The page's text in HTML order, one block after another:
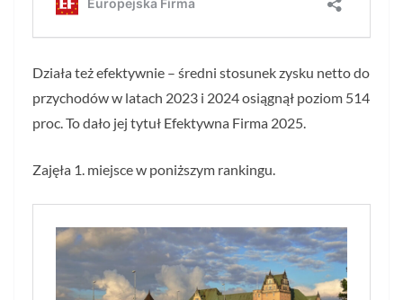
Działa też efektywnie – średni stosunek zysku netto do
przychodów w latach 2023 i 2024 osiągnął poziom 514
proc. To dało jej tytuł Efektywna Firma 2025.
Zajęła 1. miejsce w poniższym rankingu.